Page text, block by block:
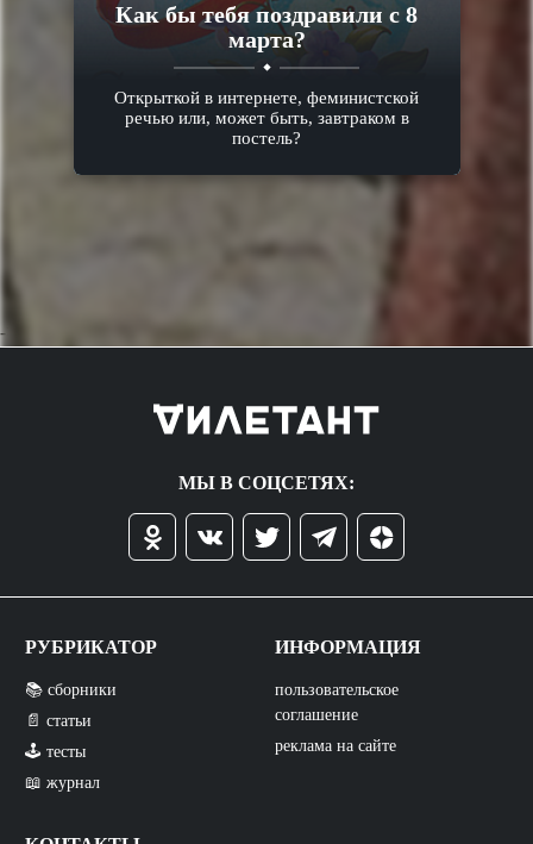
Как бы тебя поздравили с 8
марта?
Открыткой в интернете, феминистской
речью или, может быть, завтраком в
постель?
->
МЫ В СОЦСЕТЯХ:
РУБРИКАТОР
📚 сборники
📄 статьи
🕹️ тесты
📖 журнал
ИНФОРМАЦИЯ
пользовательское
соглашение
реклама на сайте